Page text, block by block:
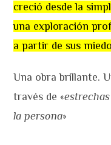
creció desde la
una exploración
a partir de sus
Una obra brillante.
través de «
la persona»